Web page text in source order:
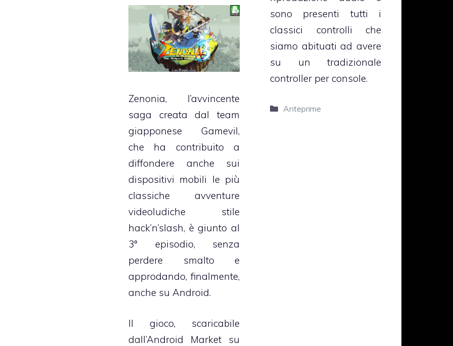
sono presenti tutti i
classici controlli che
siamo abituati ad avere
su un tradizionale
controller per console.
Categorie
Anteprime
Zenonia, l’avvincente
saga creata dal team
giapponese Gamevil,
che ha contribuito a
diffondere anche sui
dispositivi mobili le più
classiche avventure
videoludiche stile
hack’n’slash, è giunto al
3° episodio, senza
perdere smalto e
approdando, finalmente,
anche su Android.
Il gioco, scaricabile
dall’Android Market su